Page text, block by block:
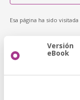
Esa página ha sido visitada
Versión
eBook